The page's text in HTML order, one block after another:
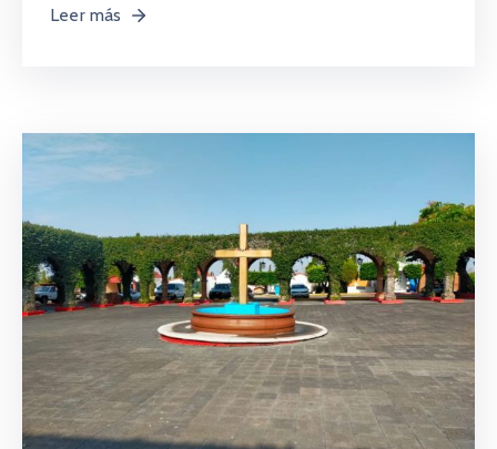
Leer más